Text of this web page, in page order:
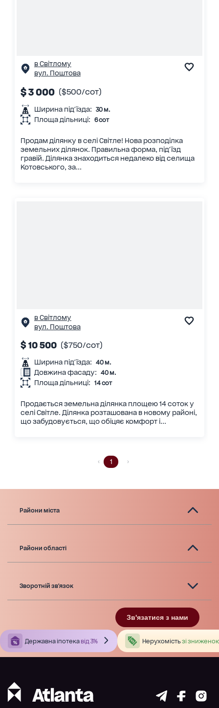
в Світлому
вул. Поштова
$ 3 000 ($500/сот)
Ширина під'їзда: 30 м.
Площа дільниці: 6 сот
Продам ділянку в селі Світле! Нова розподілка
земельних ділянок. Правильна форма, під'їзд
гравій. Ділянка знаходиться недалеко від селища
Котовського, за...
в Світлому
вул. Поштова
$ 10 500 ($750/сот)
Ширина під'їзда: 40 м.
Довжина фасаду: 40 м.
Площа дільниці: 14 сот
Продається земельна ділянка площею 14 соток у
селі Світле. Ділянка розташована в новому районі,
що забудовується, що обіцяє комфорт і...
1
Райони міста
Райони області
Зворотній зв'язок
Зв'язатися з нами
Державна іпотека від 3% Нерухомістьзі